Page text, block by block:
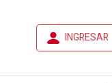
INGRESAR